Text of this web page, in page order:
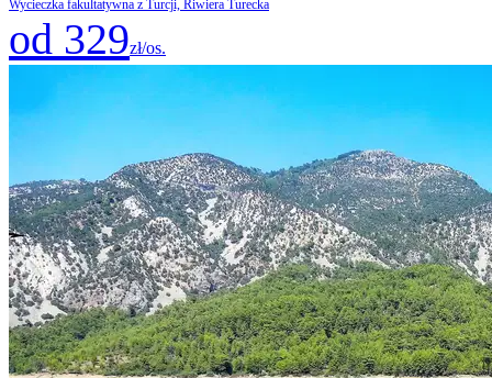
Wycieczka fakultatywna z Turcji, Riwiera Turecka
od 329zł/os.